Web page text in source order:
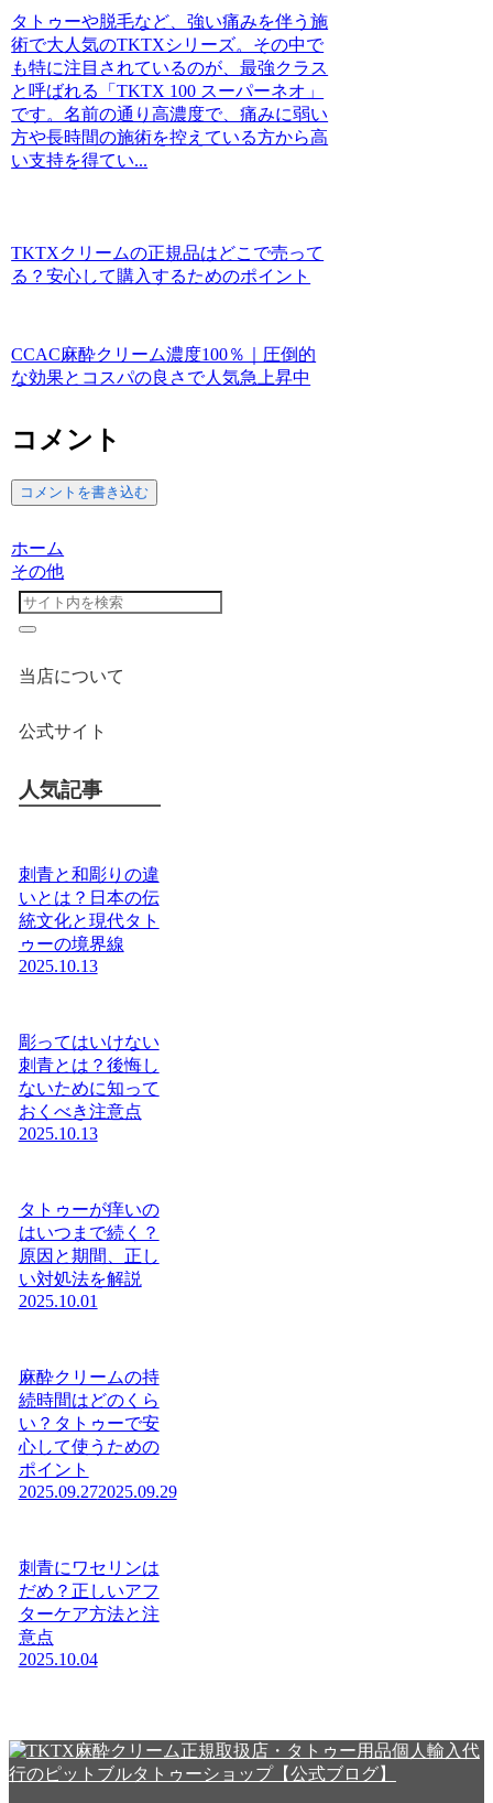
タトゥーや脱毛など、強い痛みを伴う施
術で大人気のTKTXシリーズ。その中で
も特に注目されているのが、最強クラス
と呼ばれる「TKTX 100 スーパーネオ」
です。名前の通り高濃度で、痛みに弱い
方や長時間の施術を控えている方から高
い支持を得てい...
TKTXクリームの正規品はどこで売って
る？安心して購入するためのポイント
CCAC麻酔クリーム濃度100％｜圧倒的
な効果とコスパの良さで人気急上昇中
コメント
コメントを書き込む
ホーム
その他
当店について
公式サイト
人気記事
刺青と和彫りの違
いとは？日本の伝
統文化と現代タト
ゥーの境界線
2025.10.13
彫ってはいけない
刺青とは？後悔し
ないために知って
おくべき注意点
2025.10.13
タトゥーが痒いの
はいつまで続く？
原因と期間、正し
い対処法を解説
2025.10.01
麻酔クリームの持
続時間はどのくら
い？タトゥーで安
心して使うための
ポイント
2025.09.272025.09.29
刺青にワセリンは
だめ？正しいアフ
ターケア方法と注
意点
2025.10.04